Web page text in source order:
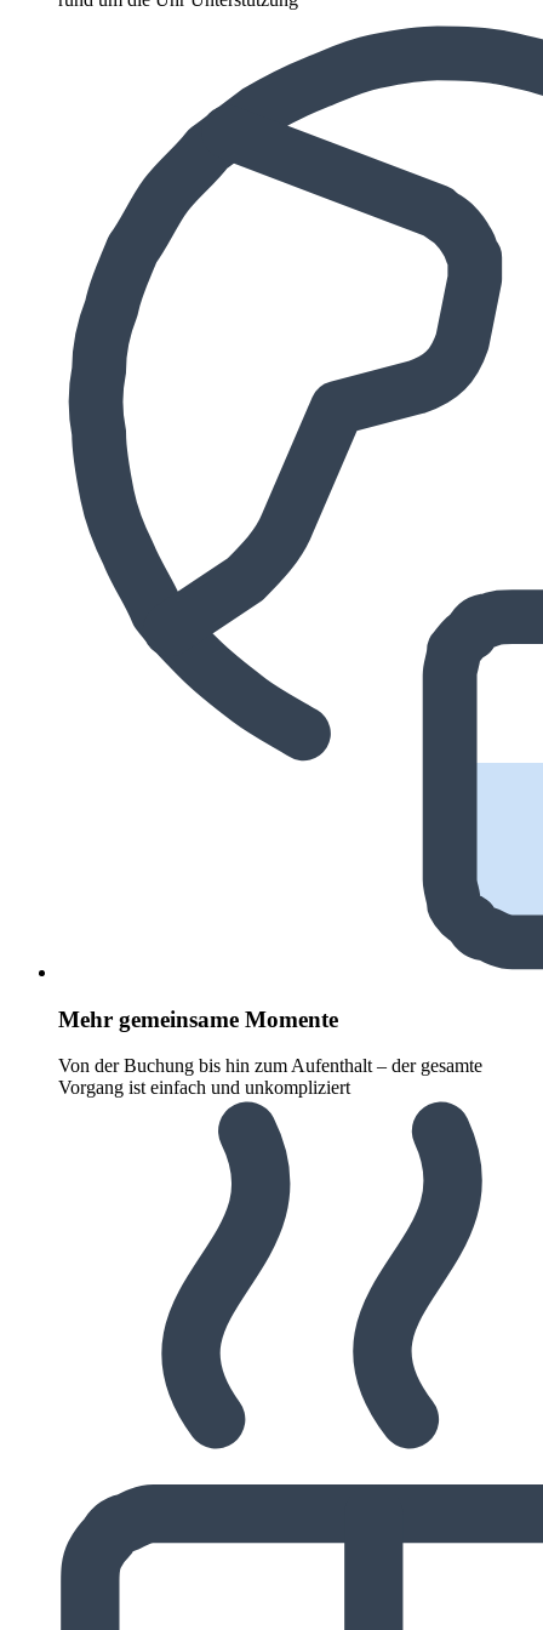
Mehr gemeinsame Momente
Von der Buchung bis hin zum Aufenthalt – der gesamte
Vorgang ist einfach und unkompliziert